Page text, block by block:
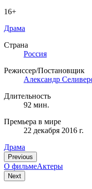
16+
Драма
Страна
Россия
Режиссер/Постановщик
Александр
Длительность
92 мин.
Премьера в мире
22 декабря 2016 г.
Драма
Previous
О фильмеАктеры
Next